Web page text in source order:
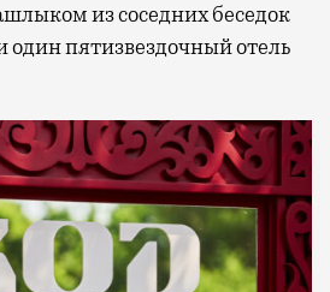
из соседних беседок
пятизвездочный отель